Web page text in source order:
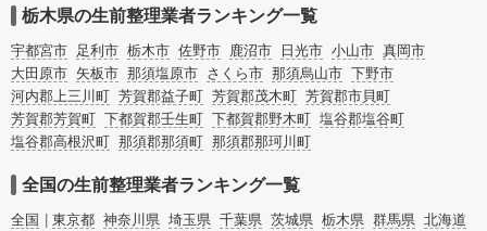
ービスで絞り込み検索を利用してみましょう。
またお役立ち情報も豊富なので終活でエンディングノートの選び方や、整理整
頓・老前整理・生前整理のコツについてもチェックしてみてください。
栃木県の生前整理業者ランキング一覧
宇都宮市 足利市 栃木市 佐野市 鹿沼市 日光市 小山市 真岡市
大田原市 矢板市 那須塩原市 さくら市 那須烏山市 下野市
河内郡上三川町 芳賀郡益子町 芳賀郡茂木町 芳賀郡市貝町
芳賀郡芳賀町 下都賀郡壬生町 下都賀郡野木町 塩谷郡塩谷町
塩谷郡高根沢町 那須郡那須町 那須郡那珂川町
全国の生前整理業者ランキング一覧
全国 東京都 神奈川県 埼玉県 千葉県 茨城県 栃木県 群馬県 北海道